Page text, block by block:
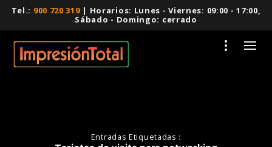
Tel.: 900 720 319| Horarios: Lunes - Viernes: 09:00 - 17:00,
Sábado - Domingo: cerrado
Entradas Etiquetadas :